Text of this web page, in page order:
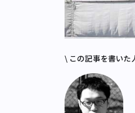
\ この記事を書いた